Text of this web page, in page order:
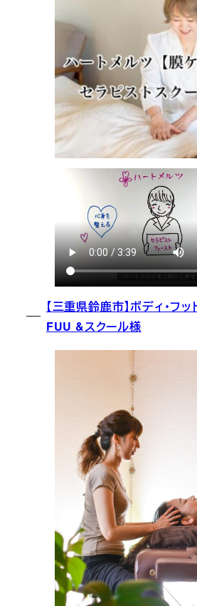
【三重県鈴鹿市】ボディ・フ
FUU &スクール様